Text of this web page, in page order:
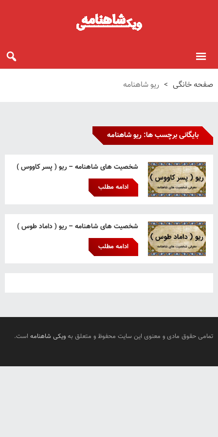
صفحه خانگی > ریو شاهنامه
بایگانی برچسب ها: ریو شاهنامه
شخصیت های شاهنامه – ریو ( پسر کاووس )
ادامه مطلب
شخصیت های شاهنامه – ریو ( داماد طوس )
ادامه مطلب
تمامی حقوق مادی و معنوی این سایت محفوظ و متعلق به ویکی شاهنامه است.